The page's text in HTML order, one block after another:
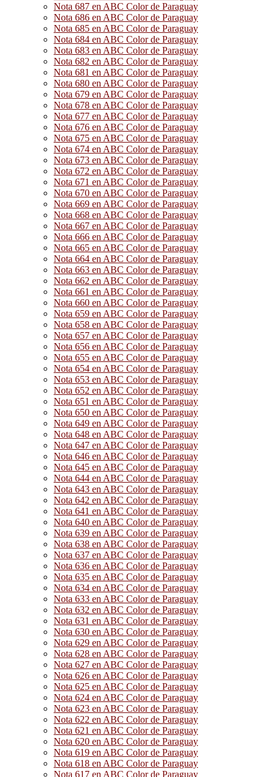
Nota 687 en ABC Color de Paraguay
Nota 686 en ABC Color de Paraguay
Nota 685 en ABC Color de Paraguay
Nota 684 en ABC Color de Paraguay
Nota 683 en ABC Color de Paraguay
Nota 682 en ABC Color de Paraguay
Nota 681 en ABC Color de Paraguay
Nota 680 en ABC Color de Paraguay
Nota 679 en ABC Color de Paraguay
Nota 678 en ABC Color de Paraguay
Nota 677 en ABC Color de Paraguay
Nota 676 en ABC Color de Paraguay
Nota 675 en ABC Color de Paraguay
Nota 674 en ABC Color de Paraguay
Nota 673 en ABC Color de Paraguay
Nota 672 en ABC Color de Paraguay
Nota 671 en ABC Color de Paraguay
Nota 670 en ABC Color de Paraguay
Nota 669 en ABC Color de Paraguay
Nota 668 en ABC Color de Paraguay
Nota 667 en ABC Color de Paraguay
Nota 666 en ABC Color de Paraguay
Nota 665 en ABC Color de Paraguay
Nota 664 en ABC Color de Paraguay
Nota 663 en ABC Color de Paraguay
Nota 662 en ABC Color de Paraguay
Nota 661 en ABC Color de Paraguay
Nota 660 en ABC Color de Paraguay
Nota 659 en ABC Color de Paraguay
Nota 658 en ABC Color de Paraguay
Nota 657 en ABC Color de Paraguay
Nota 656 en ABC Color de Paraguay
Nota 655 en ABC Color de Paraguay
Nota 654 en ABC Color de Paraguay
Nota 653 en ABC Color de Paraguay
Nota 652 en ABC Color de Paraguay
Nota 651 en ABC Color de Paraguay
Nota 650 en ABC Color de Paraguay
Nota 649 en ABC Color de Paraguay
Nota 648 en ABC Color de Paraguay
Nota 647 en ABC Color de Paraguay
Nota 646 en ABC Color de Paraguay
Nota 645 en ABC Color de Paraguay
Nota 644 en ABC Color de Paraguay
Nota 643 en ABC Color de Paraguay
Nota 642 en ABC Color de Paraguay
Nota 641 en ABC Color de Paraguay
Nota 640 en ABC Color de Paraguay
Nota 639 en ABC Color de Paraguay
Nota 638 en ABC Color de Paraguay
Nota 637 en ABC Color de Paraguay
Nota 636 en ABC Color de Paraguay
Nota 635 en ABC Color de Paraguay
Nota 634 en ABC Color de Paraguay
Nota 633 en ABC Color de Paraguay
Nota 632 en ABC Color de Paraguay
Nota 631 en ABC Color de Paraguay
Nota 630 en ABC Color de Paraguay
Nota 629 en ABC Color de Paraguay
Nota 628 en ABC Color de Paraguay
Nota 627 en ABC Color de Paraguay
Nota 626 en ABC Color de Paraguay
Nota 625 en ABC Color de Paraguay
Nota 624 en ABC Color de Paraguay
Nota 623 en ABC Color de Paraguay
Nota 622 en ABC Color de Paraguay
Nota 621 en ABC Color de Paraguay
Nota 620 en ABC Color de Paraguay
Nota 619 en ABC Color de Paraguay
Nota 618 en ABC Color de Paraguay
Nota 617 en ABC Color de Paraguay